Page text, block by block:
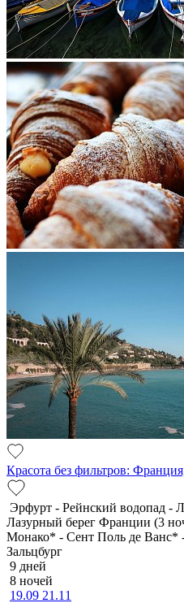
Красота без фильтров:
Эрфурт - Рейнский водопад -
Лазурный берег Франции (3
Монако* - Сент Поль де Ванс*
Зальцбург
9 дней
8 ночей
19.09 21.11